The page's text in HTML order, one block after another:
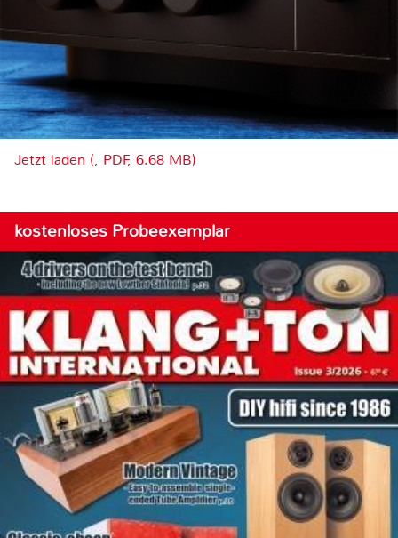
Jetzt laden (, PDF, 6.68 MB)
kostenloses Probeexemplar